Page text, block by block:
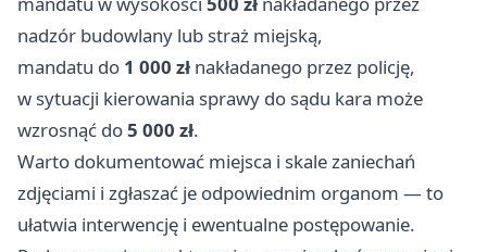
nadzór budowlany lub straż miejską,
mandatu do 1 000 zł nakładanego przez policję,
w sytuacji kierowania sprawy do sądu kara może
wzrosnąć do5 000 zł.
Warto dokumentować miejsca i skale zaniechań
zdjęciami i zgłaszać je odpowiednim organom — to
ułatwia interwencję i ewentualne postępowanie.